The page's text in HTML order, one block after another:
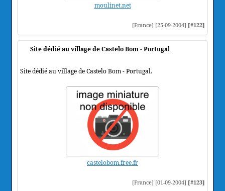
moulinet.net
[France] [25-09-2004] [#122]
Site dédié au village de Castelo Bom - Portugal
Site dédié au village de Castelo Bom - Portugal.
castelobom.free.fr
[France] [01-09-2004] [#123]